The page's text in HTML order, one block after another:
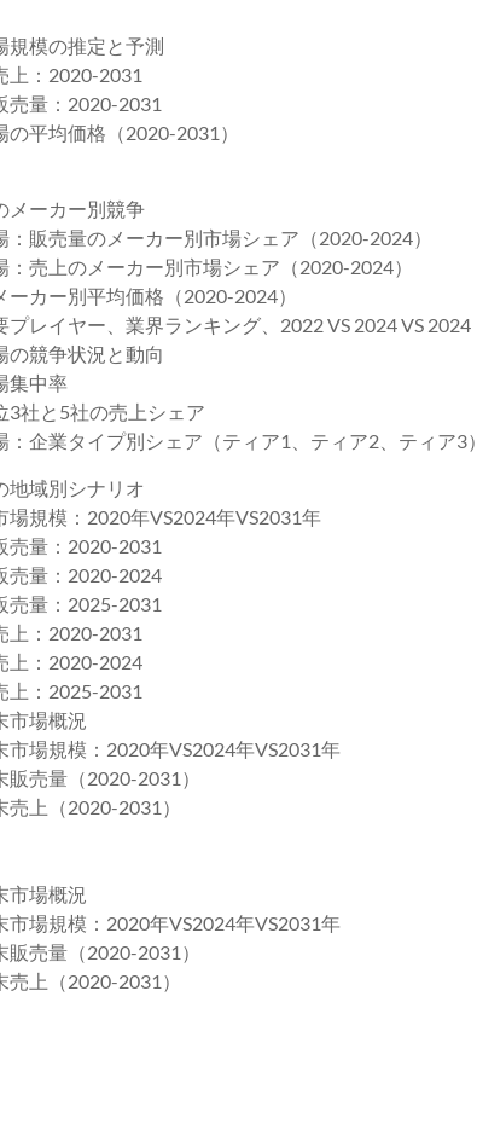
規模の推定と予測
上：2020-2031
売量：2020-2031
平均価格（2020-2031）
メーカー別競争
販売量のメーカー別市場シェア（2020-2024）
売上のメーカー別市場シェア（2020-2024）
カー別平均価格（2020-2024）
レイヤー、業界ランキング、2022 VS 2024 VS 2024
の競争状況と動向
集中率
3社と5社の売上シェア
企業タイプ別シェア（ティア1、ティア2、ティア3）
地域別シナリオ
規模：2020年VS2024年VS2031年
売量：2020-2031
売量：2020-2024
売量：2025-2031
上：2020-2031
上：2020-2024
上：2025-2031
市場概況
場規模：2020年VS2024年VS2031年
売量（2020-2031）
上（2020-2031）
市場概況
場規模：2020年VS2024年VS2031年
売量（2020-2031）
上（2020-2031）